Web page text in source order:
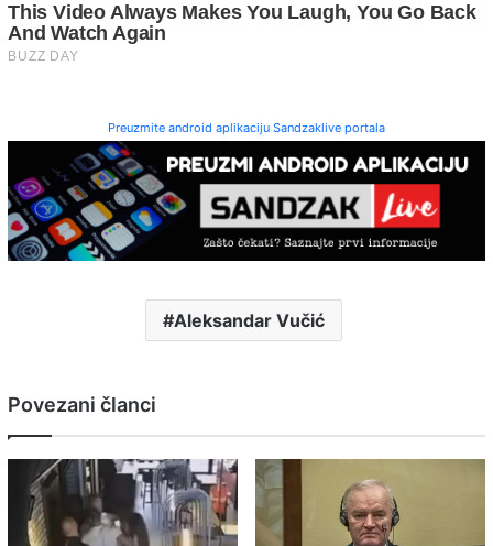
Preuzmite android aplikaciju Sandzaklive portala
Aleksandar Vučić
Povezani članci